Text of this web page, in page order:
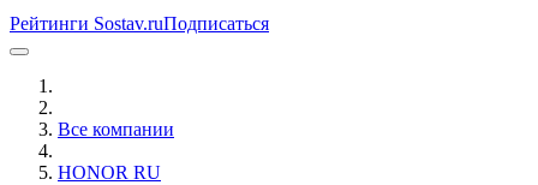
Рейтинги Sostav.ruПодписаться
Все компании
HONOR RU